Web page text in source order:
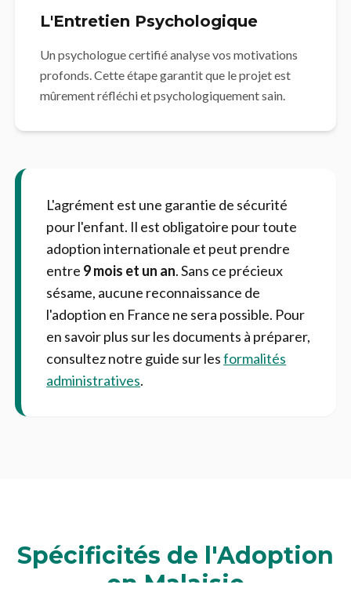
L'Entretien Psychologique
Un psychologue certifié analyse vos motivations
profonds. Cette étape garantit que le projet est
mûrement réfléchi et psychologiquement sain.
L'agrément est une garantie de sécurité
pour l'enfant. Il est obligatoire pour toute
adoption internationale et peut prendre
entre 9 mois et un an. Sans ce précieux
sésame, aucune reconnaissance de
l'adoption en France ne sera possible. Pour
en savoir plus sur les documents à préparer,
consultez notre guide sur lesformalités
administratives.
Spécificités de l'Adoption
en Malaisie